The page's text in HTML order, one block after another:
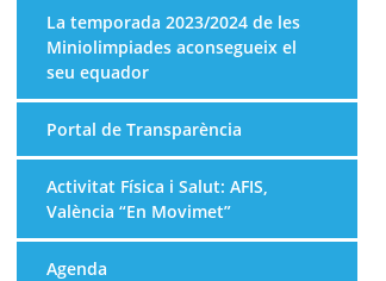
La temporada 2023/2024 de les
Miniolimpiades aconsegueix el
seu equador
Portal de Transparència
Activitat Física i Salut: AFIS,
València “En Movimet”
Agenda